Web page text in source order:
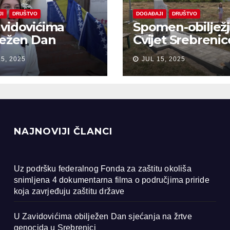
DRUŠTVO
Dan
na žrtve
u
2025
DOGAĐAJI DRUŠTVO
Spomen-
Cvijet
Bobarama
JUL 15, 2025
NAJNOVIJI ČLANCI
Uz podršku federalnog Fonda za zaštitu okoliša
snimljena 4 dokumentarna filma o područjima priride
koja zavrjeđuju zaštitu države
U Zavidovićima obilježen Dan sjećanja na žrtve
genocida u Srebrenici